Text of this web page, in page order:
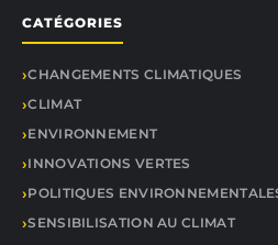
CATÉGORIES
CHANGEMENTS CLIMATIQUES
CLIMAT
ENVIRONNEMENT
INNOVATIONS VERTES
POLITIQUES
SENSIBILISATION AU CLIMAT